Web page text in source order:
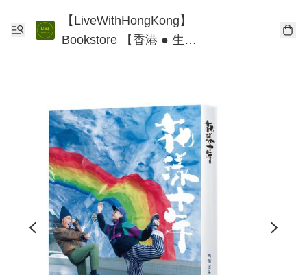
【LiveWithHongKong】
Bookstore 【香港 ● 生